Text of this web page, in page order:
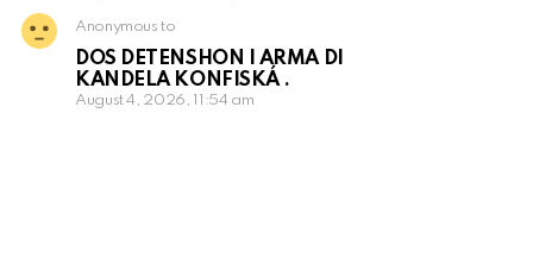
Anonymous to
DOS DETENSHON I ARMA DI
KANDELA KONFISKÁ .
August 4, 2026, 11:54 am